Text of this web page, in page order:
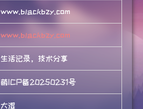
www.blackbzy.com
www.blackbzy.com
生活记录，技术分享
萌ICP备20250231号
大湿